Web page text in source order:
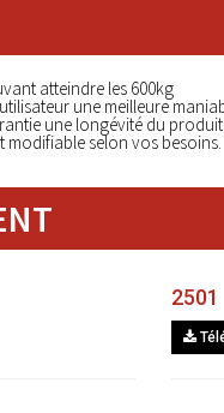
atteindre les 600kg
une meilleure
une longévité du produit
modifiable selon vos besoins.
2501